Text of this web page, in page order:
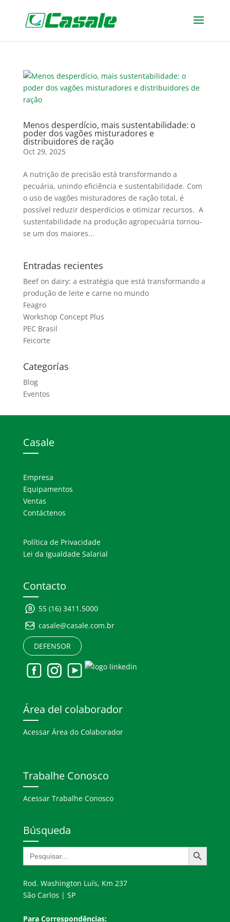
Menos desperdício, mais sustentabilidade: o
poder dos vagões misturadores e
distribuidores de ração
Oct 29, 2025
A nutrição de precisão está transformando a
pecuária, unindo eficiência e sustentabilidade. Com
o uso de vagões misturadores de ração total, é
possível reduzir desperdícios e otimizar recursos. A
sustentabilidade na produção agropecuária tornou-
se um dos maiores...
Entradas recientes
Beef on dairy: a estratégia que está transformando a
produção de leite e carne no mundo
Feagro
Workshop Concept Plus
PEC Brasil
Feicorte
Categorías
Blog
Eventos
Casale
Empresa
Equipamentos
Ventas
Contáctenos
Política de Privacidade
Lei da Igualdade Salarial
Contacto
55 (16) 3411.5000
casale@casale.com.br
DEFENSOR
Área del colaborador
Acessar Área do Colaborador
Trabalhe Conosco
Acessar Trabalhe Conosco
Búsqueda
Buscar: Botón de búsqueda
Rod. Washington Luís, Km 237
São Carlos | SP
Para Correspondências: